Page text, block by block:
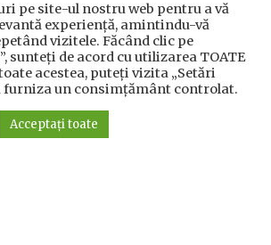
pe site-ul nostru web pentru a vă
experiență, amintindu-vă
vizitele. Făcând clic pe
sunteți de acord cu utilizarea TOATE
acestea, puteți vizita „Setări
furniza un consimțământ controlat.
Acceptați toate